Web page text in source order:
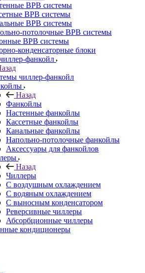
ВРВ системы
ВРВ системы
ВРВ системы
потолочные ВРВ системы
ВРВ системы
конденсаторные блоки
фанкойл
чиллер-фанкойл
Назад
Фанкойлы
Настенные фанкойлы
Кассетные фанкойлы
Канальные фанкойлы
Напольно-потолочные фанкойлы
Аксессуары для фанкойлов
Назад
Чиллеры
С воздушным охлаждением
С водяным охлаждением
С выносным конденсатором
Реверсивные чиллеры
Абсорбционные чиллеры
кондиционеры